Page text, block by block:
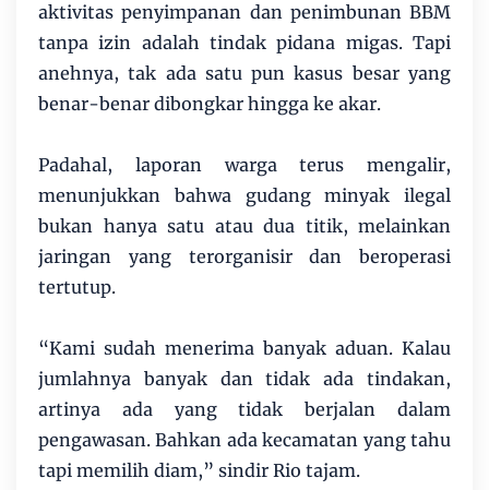
aktivitas penyimpanan dan penimbunan BBM
tanpa izin adalah tindak pidana migas. Tapi
anehnya, tak ada satu pun kasus besar yang
benar-benar dibongkar hingga ke akar.
Padahal, laporan warga terus mengalir,
menunjukkan bahwa gudang minyak ilegal
bukan hanya satu atau dua titik, melainkan
jaringan yang terorganisir dan beroperasi
tertutup.
“Kami sudah menerima banyak aduan. Kalau
jumlahnya banyak dan tidak ada tindakan,
artinya ada yang tidak berjalan dalam
pengawasan. Bahkan ada kecamatan yang tahu
tapi memilih diam,” sindir Rio tajam.